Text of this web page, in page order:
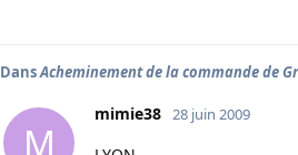
DansAcheminement de la commande de
M
mimie38 28 juin 2009